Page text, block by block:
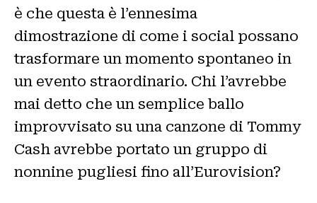
è che questa è l’ennesima
dimostrazione di come i social possano
trasformare un momento spontaneo in
un evento straordinario. Chi l’avrebbe
mai detto che un semplice ballo
improvvisato su una canzone di Tommy
Cash avrebbe portato un gruppo di
nonnine pugliesi fino all’Eurovision?